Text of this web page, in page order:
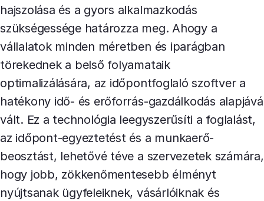
hajszolása és a gyors alkalmazkodás
szükségessége határozza meg. Ahogy a
vállalatok minden méretben és iparágban
törekednek a belső folyamataik
optimalizálására, az időpontfoglaló szoftver a
hatékony idő- és erőforrás-gazdálkodás alapjává
vált. Ez a technológia leegyszerűsíti a foglalást,
az időpont-egyeztetést és a munkaerő-
beosztást, lehetővé téve a szervezetek számára,
hogy jobb, zökkenőmentesebb élményt
nyújtsanak ügyfeleiknek, vásárlóiknak és